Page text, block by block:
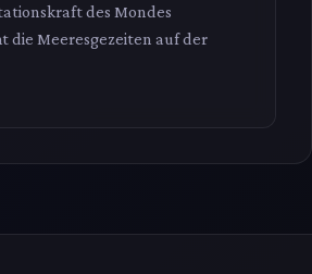
des Mondes
die Meeresgezeiten auf der